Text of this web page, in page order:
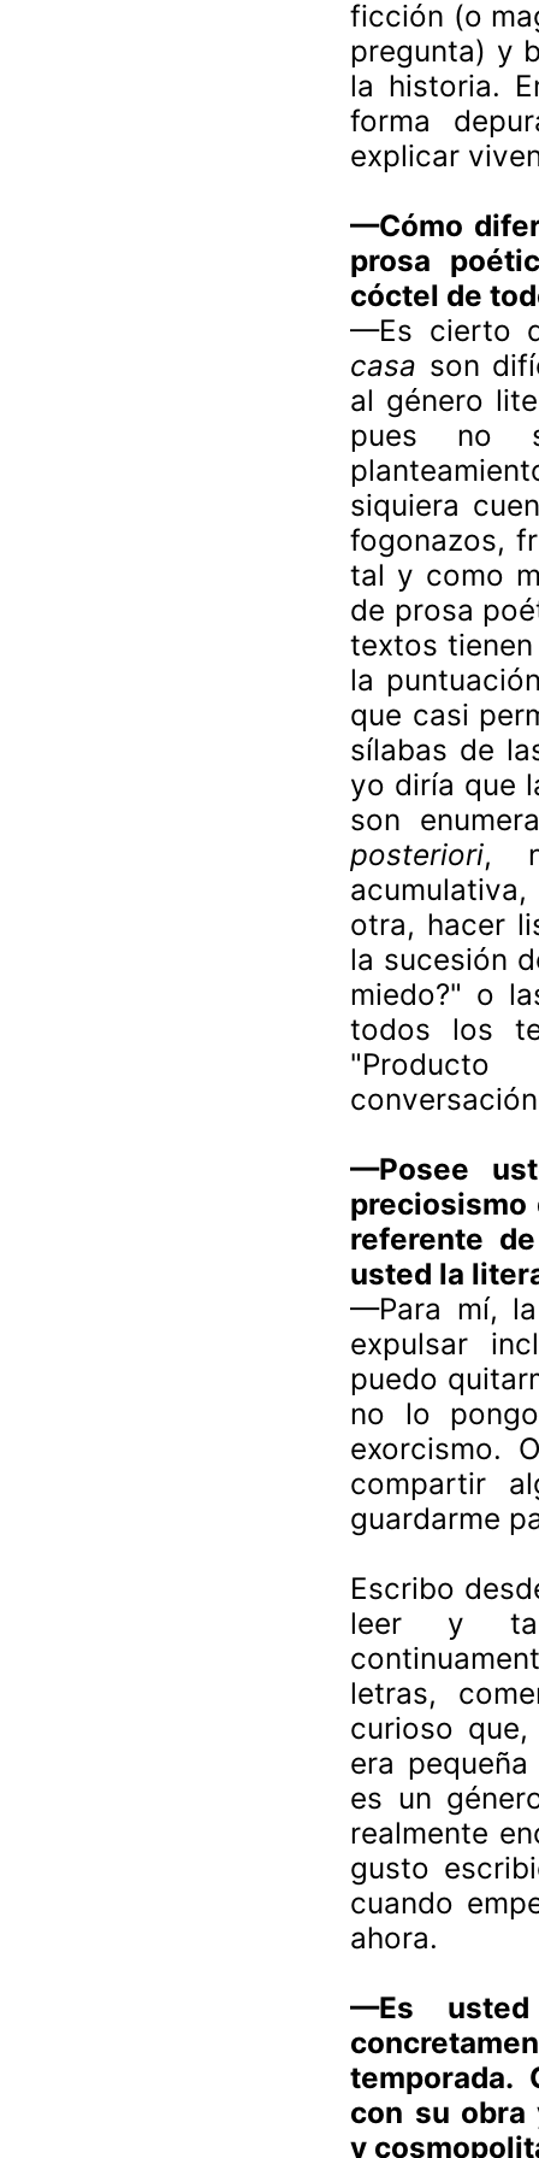
ficción (o
pregunta) y
la historia.
forma
explicar
—Cómo
prosa
cóctel de
—Es cierto
casa son
al género
pues no
siquiera
fogonazos,
tal y como
de prosa
textos
la
que casi
sílabas de
yo diría que
son
posteriori,
otra, hacer
la sucesión
miedo?" o
todos los
—Posee
preciosismo
referente
usted la
—Para mí,
expulsar
puedo
no lo
exorcismo.
compartir
guardarme
Escribo
leer y
letras,
curioso
era
es un
realmente
gusto
cuando
ahora.
—Es
temporada.
con su obra
y